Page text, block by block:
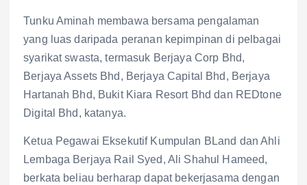
Tunku Aminah membawa bersama pengalaman
yang luas daripada peranan kepimpinan di pelbagai
syarikat swasta, termasuk Berjaya Corp Bhd,
Berjaya Assets Bhd, Berjaya Capital Bhd, Berjaya
Hartanah Bhd, Bukit Kiara Resort Bhd dan REDtone
Digital Bhd, katanya.
Ketua Pegawai Eksekutif Kumpulan BLand dan Ahli
Lembaga Berjaya Rail Syed, Ali Shahul Hameed,
berkata beliau berharap dapat bekerjasama dengan